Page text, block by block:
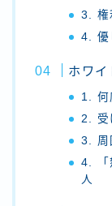
3. 権
4. 優
ホワイ
1. 何
2. 受
3. 周
4. 「
人